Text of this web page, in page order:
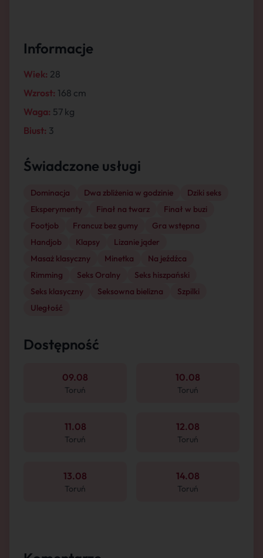
Informacje
Wiek: 28
Wzrost: 168 cm
Waga: 57 kg
Biust: 3
Świadczone usługi
Dominacja Dwa zbliżenia w godzinie
Dziki seks
Eksperymenty
Finał na twarz
Finał w buzi
Footjob
Francuz bez gumy
Gra wstępna
Handjob
Klapsy
Lizanie jąder
Masaż klasyczny
Minetka
Na jeźdźca
Rimming
Seks Oralny
Seks hiszpański
Seks klasyczny
Seksowna bielizna
Szpilki
Uległość
Dostępność
09.08
Toruń
10.08
Toruń
11.08
Toruń
12.08
Toruń
13.08
Toruń
14.08
Toruń